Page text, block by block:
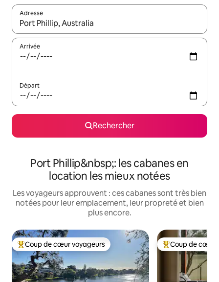
Adresse
Lorsque les résultats s'affichent, utilisez les flèches vers le
Arrivée
Départ
Rechercher
Port Phillip&nbsp;: les cabanes en
location les mieux notées
Les voyageurs approuvent : ces cabanes sont très bien
notées pour leur emplacement, leur propreté et bien
plus encore.
Coups de cœur voyageurs les plus appréciés
Coup de cœur voyageurs Coups de cœur
Coup de cœur